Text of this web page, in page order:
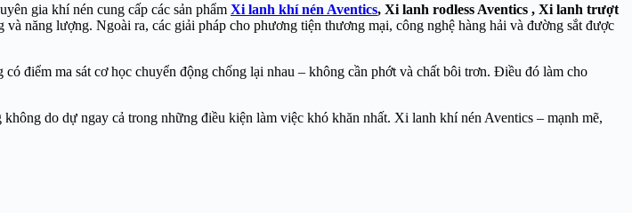
gia khí nén cung cấp các sản phẩm Xi lanh khí nén Aventics, Xi lanh rodless Aventics , Xi lanh trượt
năng lượng. Ngoài ra, các giải pháp cho phương tiện thương mại, công nghệ hàng hải và đường sắt được
điểm ma sát cơ học chuyển động chống lại nhau – không cần phớt và chất bôi trơn. Điều đó làm cho
không do dự ngay cả trong những điều kiện làm việc khó khăn nhất. Xi lanh khí nén Aventics – mạnh mẽ,